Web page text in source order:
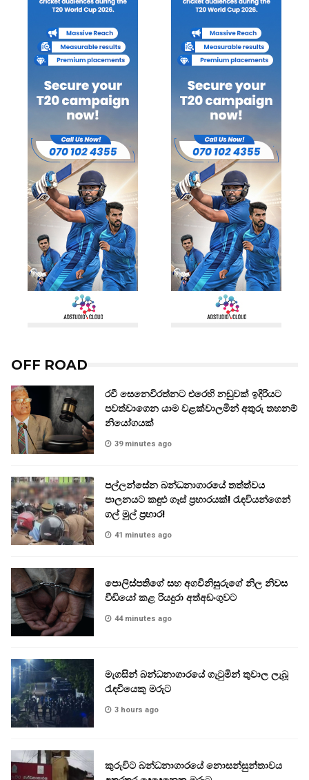
OFF ROAD
රවී සෙනෙවිරත්නට එරෙහි නඩුවක් ඉදිරියට
පවත්වාගෙන යාම වළක්වාලමින් අතුරු තහනම්
නියෝගයක්
39 minutes ago
පල්ලන්සේන බන්ධනාගාරයේ තත්ත්වය
පාලනයට කඳුළු ගෑස් ප්‍රහාරයක්! රැඳවියන්ගෙන්
ගල් මුල් ප්‍රහාර!
41 minutes ago
පොලිස්පතිගේ සහ අගවිනිසුරුගේ නිල නිවස
වීඩියෝ කළ රියදුරා අත්අඩංගුවට
44 minutes ago
මැගසින් බන්ධනාගාරයේ ගැටුමින් තුවාල ලැබූ
රැඳවියෙකු මරුට
3 hours ago
කුරුවිට බන්ධනාගාරයේ නොසන්සුන්තාවය